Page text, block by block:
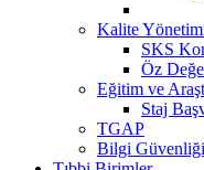
Kalite
SKS
Öz
Eğitim ve
Staj
TGAP
Bilgi Güvenliği